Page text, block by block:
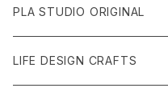
PLA STUDIO ORIGINAL
LIFE DESIGN CRAFTS